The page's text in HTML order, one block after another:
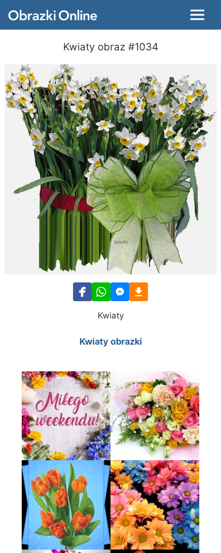
Menu
Kwiaty obraz #1034
Kwiaty
Kwiaty obrazki